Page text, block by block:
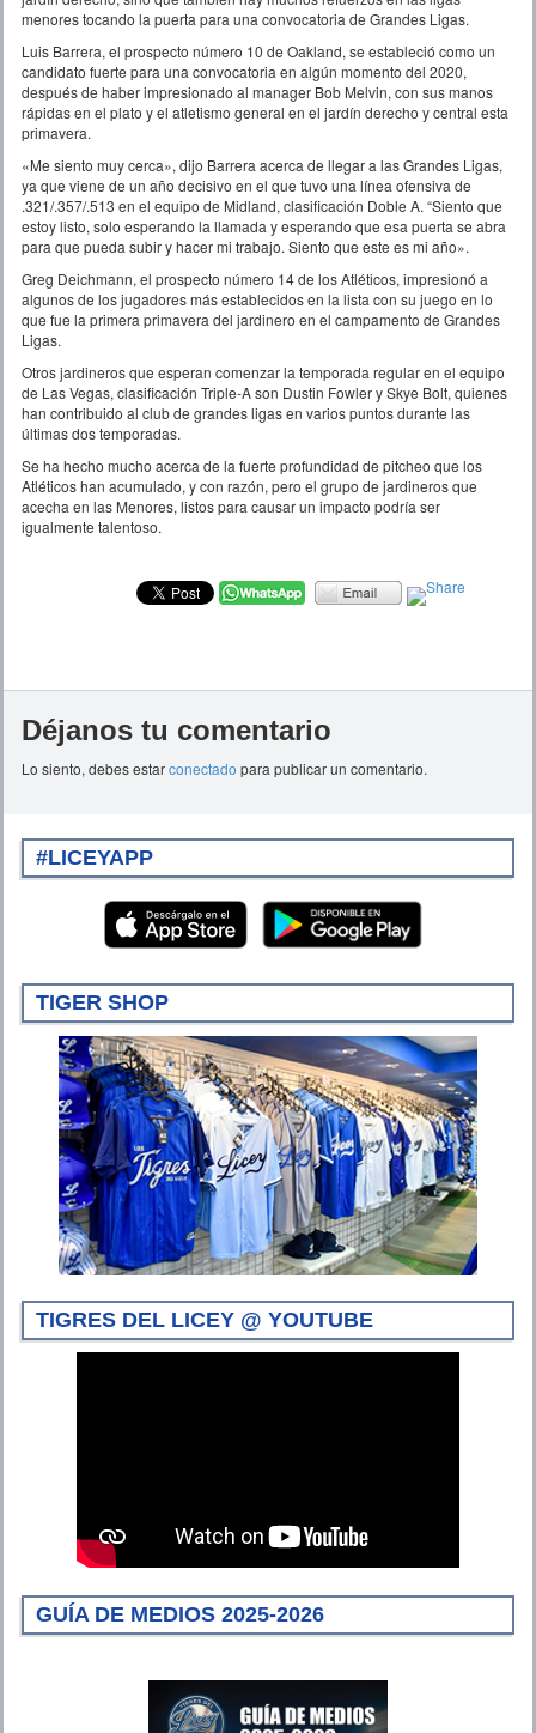
menores tocando la puerta para una convocatoria de Grandes Ligas.
Luis Barrera, el prospecto número 10 de Oakland, se estableció como un
candidato fuerte para una convocatoria en algún momento del 2020,
después de haber impresionado al manager Bob Melvin, con sus manos
rápidas en el plato y el atletismo general en el jardín derecho y central esta
primavera.
«Me siento muy cerca», dijo Barrera acerca de llegar a las Grandes Ligas,
ya que viene de un año decisivo en el que tuvo una línea ofensiva de
.321/.357/.513 en el equipo de Midland, clasificación Doble A. “Siento que
estoy listo, solo esperando la llamada y esperando que esa puerta se abra
para que pueda subir y hacer mi trabajo. Siento que este es mi año».
Greg Deichmann, el prospecto número 14 de los Atléticos, impresionó a
algunos de los jugadores más establecidos en la lista con su juego en lo
que fue la primera primavera del jardinero en el campamento de Grandes
Ligas.
Otros jardineros que esperan comenzar la temporada regular en el equipo
de Las Vegas, clasificación Triple-A son Dustin Fowler y Skye Bolt, quienes
han contribuido al club de grandes ligas en varios puntos durante las
últimas dos temporadas.
Se ha hecho mucho acerca de la fuerte profundidad de pitcheo que los
Atléticos han acumulado, y con razón, pero el grupo de jardineros que
acecha en las Menores, listos para causar un impacto podría ser
igualmente talentoso.
Déjanos tu comentario
Lo siento, debes estarconectado para publicar un comentario.
#LICEYAPP
TIGER SHOP
TIGRES DEL LICEY @ YOUTUBE
GUÍA DE MEDIOS 2025-2026